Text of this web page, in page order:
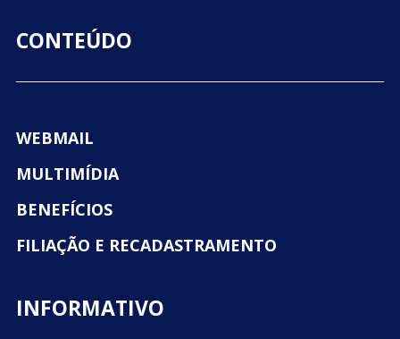
CONTEÚDO
WEBMAIL
MULTIMÍDIA
BENEFÍCIOS
FILIAÇÃO E RECADASTRAMENTO
INFORMATIVO